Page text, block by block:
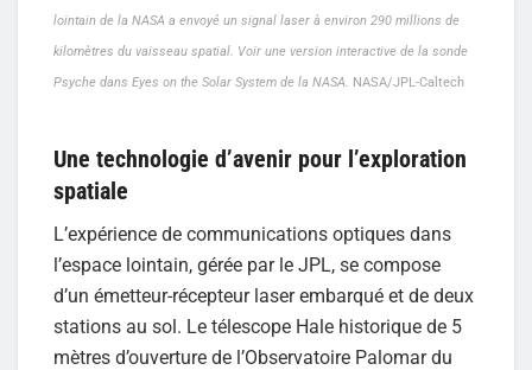
lointain de la NASA a envoyé un signal laser à environ 290 millions de
kilomètres du vaisseau spatial. Voir une version interactive de la sonde
Psyche dans Eyes on the Solar System de la NASA. NASA/JPL-Caltech
Une technologie d’avenir pour l’exploration
spatiale
L’expérience de communications optiques dans
l’espace lointain, gérée par le JPL, se compose
d’un émetteur-récepteur laser embarqué et de deux
stations au sol. Le télescope Hale historique de 5
mètres d’ouverture de l’Observatoire Palomar du